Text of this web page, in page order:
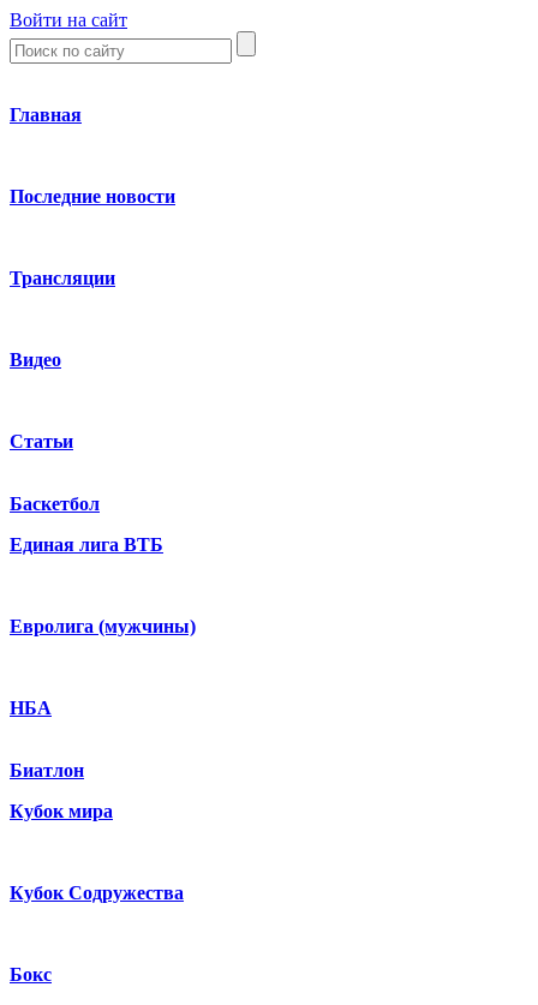
Войти на сайт
Главная
Последние новости
Трансляции
Видео
Статьи
Баскетбол
Единая лига ВТБ
Евролига (мужчины)
НБА
Биатлон
Кубок мира
Кубок Содружества
Бокс